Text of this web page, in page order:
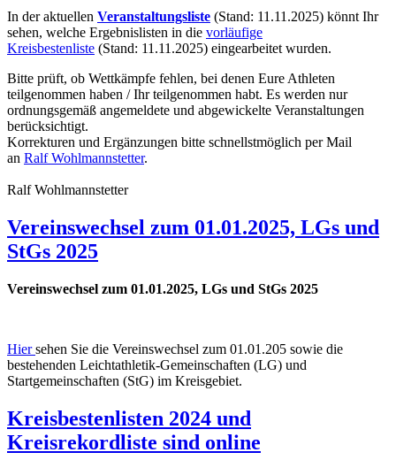
In der aktuellen Veranstaltungsliste (Stand: 11.11.2025) könnt Ihr
sehen, welche Ergebnislisten in die vorläufige
Kreisbestenliste (Stand: 11.11.2025) eingearbeitet wurden.
Bitte prüft, ob Wettkämpfe fehlen, bei denen Eure Athleten
teilgenommen haben / Ihr teilgenommen habt. Es werden nur
ordnungsgemäß angemeldete und abgewickelte Veranstaltungen
berücksichtigt.
Korrekturen und Ergänzungen bitte schnellstmöglich per Mail
an Ralf Wohlmannstetter.
Ralf Wohlmannstetter
Vereinswechsel zum 01.01.2025, LGs und
StGs 2025
Vereinswechsel zum 01.01.2025, LGs und StGs 2025
Hier sehen Sie die Vereinswechsel zum 01.01.205 sowie die
bestehenden Leichtathletik-Gemeinschaften (LG) und
Startgemeinschaften (StG) im Kreisgebiet.
Kreisbestenlisten 2024 und
Kreisrekordliste sind online